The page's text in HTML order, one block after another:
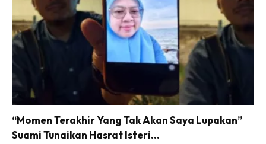
nipis, sos ikan, garam dan gula. Masak dengan api
sederhana sehingga mendidih. Perlahankan api.
Ads
“Momen Terakhir Yang Tak Akan Saya Lupakan”
Suami Tunaikan Hasrat Isteri...